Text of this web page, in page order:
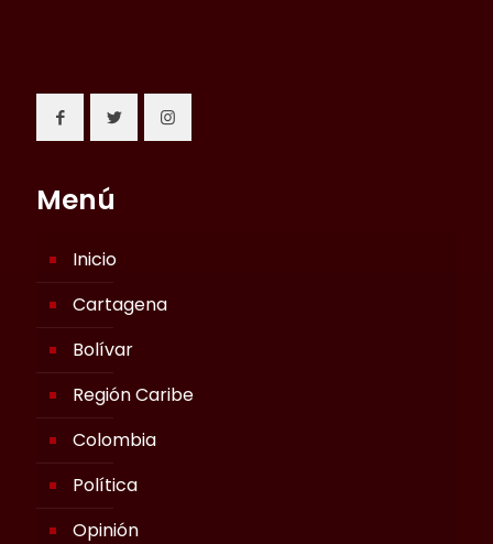
Menú
Inicio
Cartagena
Bolívar
Región Caribe
Colombia
Política
Opinión